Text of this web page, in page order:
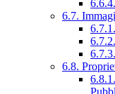
6.7.
6.8.